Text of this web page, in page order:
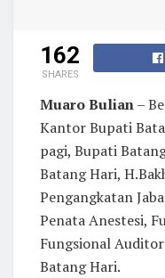
162
SHARES
Muaro Bulian–
Kantor Bupati
pagi, Bupati
Batang Hari,
Pengangkatan
Penata Anestesi,
Fungsional
Batang Hari.